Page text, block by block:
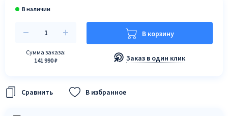
Сумма заказа:
141 990 ₽
В корзину
Заказ в один клик
В избранное